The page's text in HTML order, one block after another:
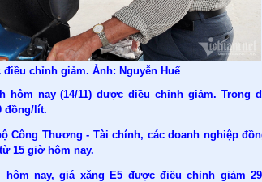
chỉnh giảm. Ảnh: Nguyễn Huế
hôm nay (14/11) được điều chỉnh giảm. Trong
đồng/lít.
Công Thương - Tài chính, các doanh nghiệp
15 giờ hôm nay.
nay, giá xăng E5 được điều chỉnh giảm